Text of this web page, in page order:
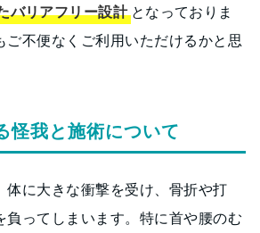
バリアフリー設計となっておりま
ご不便なくご利用いただけるかと思
怪我と施術について
体に大きな衝撃を受け、骨折や打
負ってしまいます。特に首や腰のむ